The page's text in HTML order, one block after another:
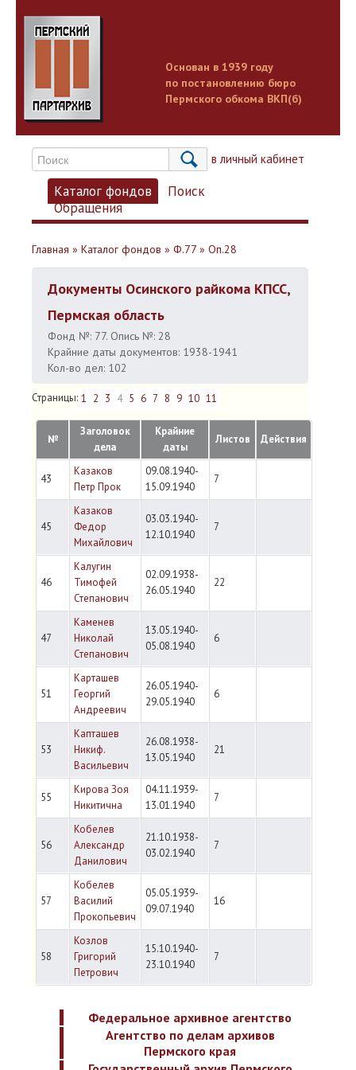
Основан в 1939 году
по постановлению бюро
Пермского обкома ВКП(б)
Вход в личный кабинет
Каталог фондов
Поиск
Обращения
Главная » Каталог фондов » Ф.77 » Оп.28
Документы Осинского райкома КПСС,
Пермская область
Фонд №: 77. Опись №: 28
Крайние даты документов: 1938-1941
Кол-во дел: 102
Страницы: 1 2 3 4 5 6 7 8 9 10 11
№
Заголовок
дела
Крайние
даты
Листов Действия
43
Казаков
Петр Прок
09.08.1940-
15.09.1940
7
45
Казаков
Федор
Михайлович
03.03.1940-
12.10.1940
7
46
Калугин
Тимофей
Степанович
02.09.1938-
26.05.1940
22
47
Каменев
Николай
Степанович
13.05.1940-
05.08.1940
6
51
Карташев
Георгий
Андреевич
26.05.1940-
29.05.1940
6
53
Капташев
Никиф.
Васильевич
26.08.1938-
13.05.1940
21
55
Кирова Зоя
Никитична
04.11.1939-
13.01.1940
7
56
Кобелев
Александр
Данилович
21.10.1938-
03.02.1940
7
57
Кобелев
Василий
Прокопьевич
05.05.1939-
09.07.1940
16
58
Козлов
Григорий
Петрович
15.10.1940-
23.10.1940
7
Федеральное архивное агентство
Агентство по делам архивов
Пермского края